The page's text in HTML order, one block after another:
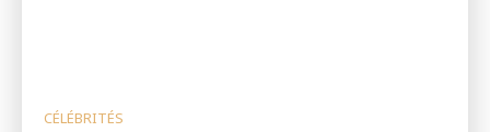
CÉLÉBRITÉS